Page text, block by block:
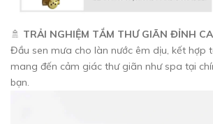
🚿 TRẢI NGHIỆM TẮM THƯ GIÃN ĐỈNH
Đầu sen mưa cho làn nước êm dịu, kết hợp
mang đến cảm giác thư giãn như spa tại
bạn.